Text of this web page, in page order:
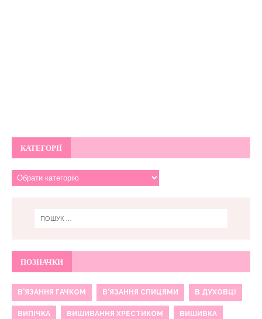
КАТЕГОРІЇ
ПОЗНАЧКИ
В'ЯЗАННЯ ГАЧКОМ В'ЯЗАННЯ СПИЦЯМИ В ДУХОВЦІ
ВИПІЧКА ВИШИВАННЯ ХРЕСТИКОМ ВИШИВКА